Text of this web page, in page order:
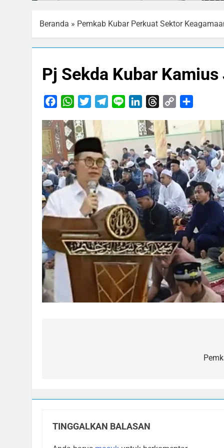
Beranda » Pemkab Kubar Perkuat Sektor
Pj Sekda Kubar
FacebookWhatsApp
TwitterTelegram
Line LinkedInThreads
Copy
TINGGALKAN BALASAN